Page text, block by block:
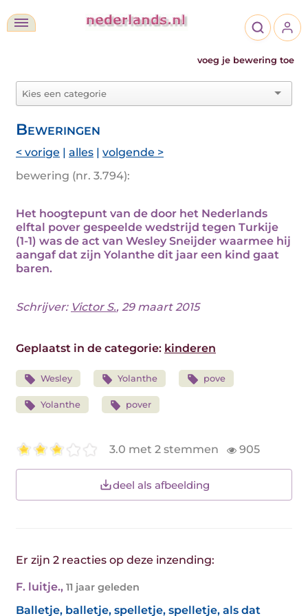
voeg je bewering toe
Beweringen
< vorige | alles | volgende >
bewering (nr. 3.794):
Het hoogtepunt van de door het Nederlands
elftal pover gespeelde wedstrijd tegen Turkije
(1-1) was de act van Wesley Sneijder waarmee hij
aangaf dat zijn Yolanthe dit jaar een kind gaat
baren.
Schrijver: Victor S., 29 maart 2015
Geplaatst in de categorie: kinderen
Wesley Yolanthe pove
Yolanthe pover
3.0 met 2 stemmen 905
deel als afbeelding
Er zijn 2 reacties op deze inzending:
F. luitje., 11 jaar geleden
Balletje, balletje, spelletje, spelletje, als dat